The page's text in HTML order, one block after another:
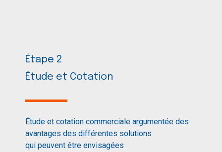
Étape 2
Étude et Cotation
Étude et cotation commerciale argumentée des
avantages des différentes solutions
qui peuvent être envisagées